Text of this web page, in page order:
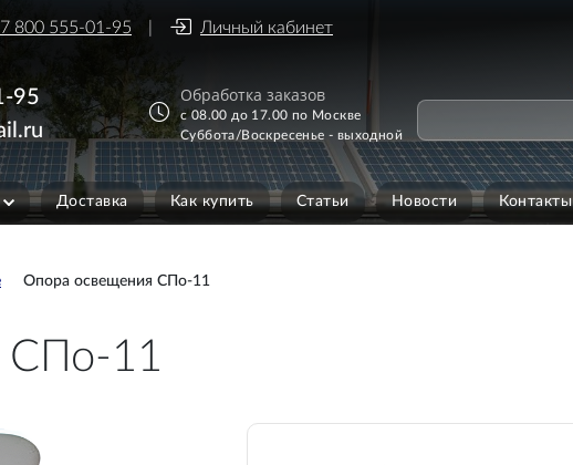
800 555-01-95 Личный кабинет
95
Обработка заказов
с 08.00 до 17.00 по Москве
Суббота/Воскресенье - выходной
Доставка Как купить Статьи Новости Контакты
Опора освещения СПо-11
СПо-11